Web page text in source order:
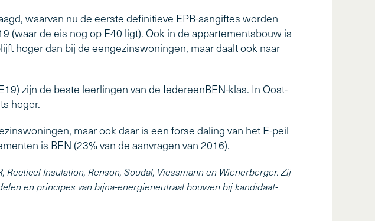
waarvan nu de eerste definitieve EPB-aangiftes worden
(waar de eis nog op E40 ligt). Ook in de appartementsbouw is
hoger dan bij de eengezinswoningen, maar daalt ook naar
zijn de beste leerlingen van de IedereenBEN-klas. In Oost-
hoger.
maar ook daar is een forse daling van het E-peil
is BEN (23% van de aanvragen van 2016).
Insulation, Renson, Soudal, Viessmann en Wienerberger. Zij
en principes van bijna-energieneutraal bouwen bij kandidaat-